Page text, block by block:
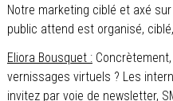
Notre marketing ciblé et axé
public attend est organisé,
Eliora Bousquet :
vernissages virtuels ? Les
invitez par voie de newsletter,